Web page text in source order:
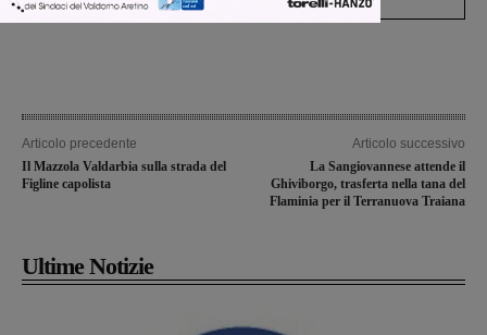
Articolo precedente
Il Mazzola Valdarbia sulla strada del
Figline capolista
Articolo successivo
La Sangiovannese attende il
Ghiviborgo, trasferta nella tana del
Flaminia per il Terranuova Traiana
Ultime Notizie